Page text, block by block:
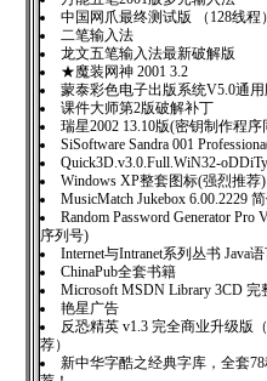
中国网爪最终测试版 （128线程）
二笔输入法
龙文五笔输入法最新破解版
★魔装网神 2001 3.2
蒙泰彩色电子出版系统V5.0通
课件大师第2版破解补丁
瑞星2002 13.10版(密钥制作程
SiSoftware Sandra 001
Quick3D.v3.0.Full.WiN32-oDDiTy
Windows XP整套图标(强烈推荐)
MusicMatch Jukebox 6.00.2229
Random Password Generator Pro
序列号)
Internet与Intranet系列丛书 Java
ChinaPub全套书籍
Microsoft MSDN Library 3CD 完
艳星广告
反恐精英 v1.3 完全商业升级版
荐）
新中华字酷之经典字库，全套